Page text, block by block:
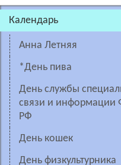
Календарь
Анна Летняя
*день пива
День службы специальной
связи и информации
РФ
День кошек
День физкультурника